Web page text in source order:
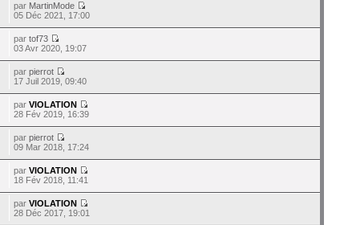
par MartinMode
05 Déc 2021, 17:00
partof73
03 Avr 2020, 19:07
parpierrot
17 Juil 2019, 09:40
parVIOLATION
28 Fév 2019, 16:39
parpierrot
09 Mar 2018, 17:24
parVIOLATION
18 Fév 2018, 11:41
parVIOLATION
28 Déc 2017, 19:01